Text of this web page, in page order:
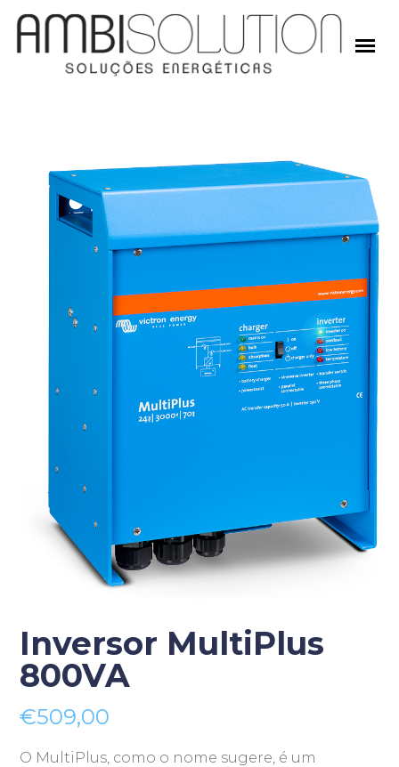
Inversor MultiPlus
800VA
€509,00
O MultiPlus, como o nome sugere, é um